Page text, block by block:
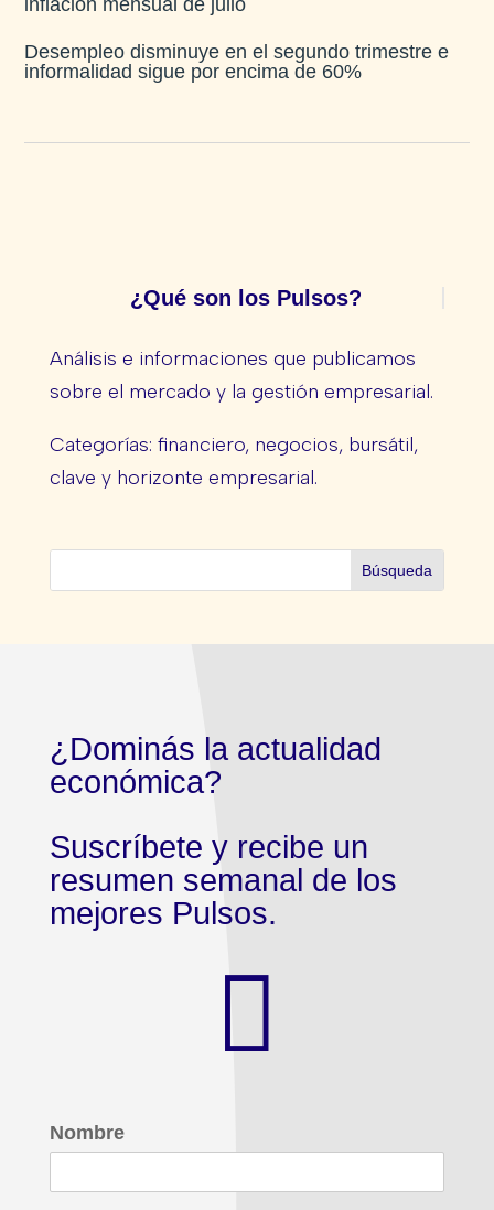
Desempleo disminuye en el segundo trimestre e
informalidad sigue por encima de 60%
¿Qué son los Pulsos?
Análisis e informaciones que publicamos
sobre el mercado y la gestión empresarial.
Categorías: financiero, negocios, bursátil,
clave y horizonte empresarial.
¿Dominás la actualidad
económica?
Suscríbete y recibe un
resumen semanal de los
mejores Pulsos.

Nombre